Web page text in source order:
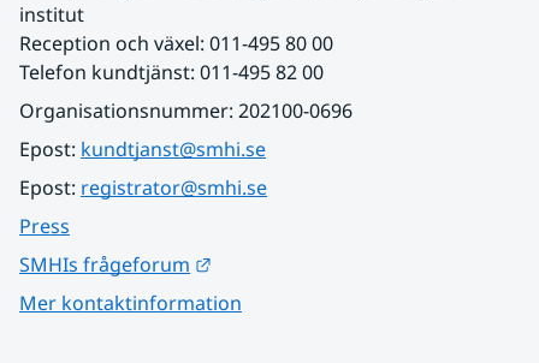
institut
Reception och växel: 011-495 80 00
Telefon kundtjänst: 011-495 82 00
Organisationsnummer: 202100-0696
Epost: kundtjanst@smhi.se
Epost: registrator@smhi.se
Press
SMHIs frågeforum
Mer kontaktinformation